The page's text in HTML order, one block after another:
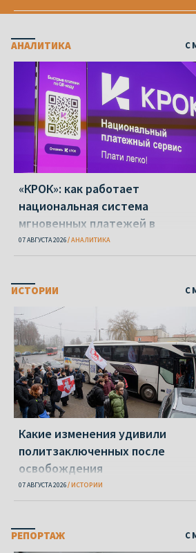
АНАЛИТИКА
«КРОК»: как работает
национальная система
мгновенных платежей в
Беларуси
07 АВГУСТА 2026 АНАЛИТИКА
ИСТОРИИ
Какие изменения удивили
политзаключенных после
освобождения
07 АВГУСТА 2026 ИСТОРИИ
РЕПОРТАЖ